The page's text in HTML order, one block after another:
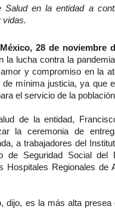
Salud en la entidad a
vidas.
28 de noviembre
la lucha contra la
y compromiso en la
mínima justicia, ya que
el servicio de la
de la entidad,
la ceremonia de
a trabajadores del
de Seguridad Social
Hospitales Regionales de
dijo, es la más alta